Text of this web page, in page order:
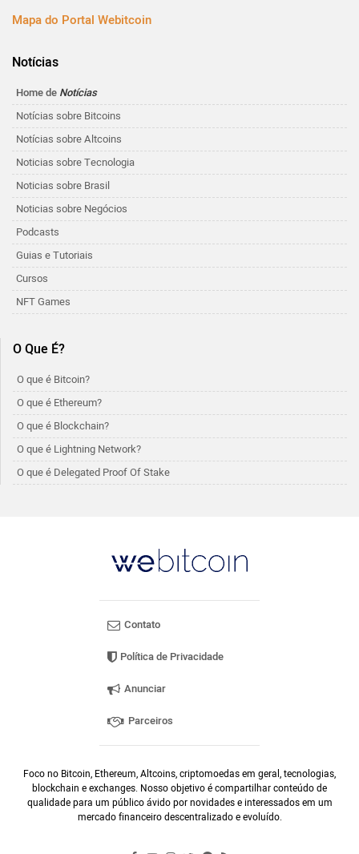
Mapa do Portal Webitcoin
Notícias
Home de Notícias
Notícias sobre Bitcoins
Notícias sobre Altcoins
Noticias sobre Tecnologia
Noticias sobre Brasil
Noticias sobre Negócios
Podcasts
Guias e Tutoriais
Cursos
NFT Games
O Que É?
O que é Bitcoin?
O que é Ethereum?
O que é Blockchain?
O que é Lightning Network?
O que é Delegated Proof Of Stake
Contato
Política de Privacidade
Anunciar
Parceiros
Foco no Bitcoin, Ethereum, Altcoins, criptomoedas em geral, tecnologias,
blockchain e exchanges. Nosso objetivo é compartilhar conteúdo de
qualidade para um público ávido por novidades e interessados em um
mercado financeiro descentralizado e evoluído.